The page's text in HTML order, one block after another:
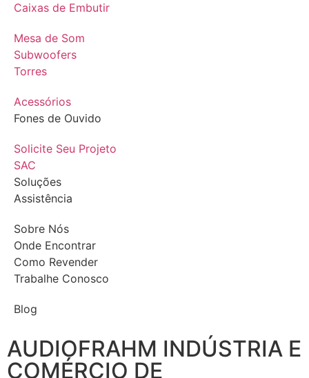
Caixas de Embutir
Mesa de Som
Subwoofers
Torres
Acessórios
Fones de Ouvido
Solicite Seu Projeto
SAC
Soluções
Assistência
Sobre Nós
Onde Encontrar
Como Revender
Trabalhe Conosco
Blog
AUDIOFRAHM INDÚSTRIA E
COMÉRCIO DE